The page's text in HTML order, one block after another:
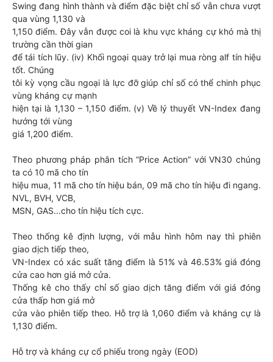
Swing đang hình thành và điểm đặc biệt chỉ số vẫn chưa vượt
qua vùng 1,130 và
1,150 điểm. Đây vẫn được coi là khu vực kháng cự khó mà thị
trường cần thời gian
để tái tích lũy. (iv) Khối ngoại quay trở lại mua ròng alf tín hiệu
tốt. Chúng
tôi kỳ vọng cầu ngoại là lực đỡ giúp chỉ số có thể chinh phục
vùng kháng cự mạnh
hiện tại là 1,130 – 1,150 điểm. (v) Về lý thuyết VN-Index đang
hướng tới vùng
giá 1,200 điểm.
Theo phương pháp phân tích “Price Action” với VN30 chúng
ta có 10 mã cho tín
hiệu mua, 11 mã cho tín hiệu bán, 09 mã cho tín hiệu đi ngang.
NVL, BVH, VCB,
MSN, GAS…cho tín hiệu tích cực.
Theo thống kê định lượng, với mẫu hình hôm nay thì phiên
giao dịch tiếp theo,
VN-Index có xác suất tăng điểm là 51% và 46.53% giá đóng
cửa cao hơn giá mở cửa.
Thống kê cho thấy chỉ số giao dịch tăng điểm với giá đóng
cửa thấp hơn giá mở
cửa vào phiên tiếp theo. Hỗ trợ là 1,060 điểm và kháng cự là
1,130 điểm.
Hỗ trợ và kháng cự cổ phiếu trong ngày (EOD)